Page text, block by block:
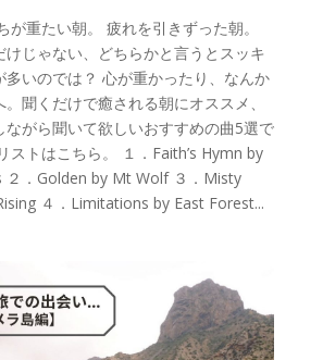
が重たい朝。 疲れを引きずった朝。
じゃない、どちらかと言うとスッキ
多いのでは？ 心が重かったり、なんか
聞くだけで癒される朝にオススメ、
ながら聞いて欲しいおすすめの曲5選で
ストはこちら。 １．Faith’s Hymn by
２．Golden by Mt Wolf ３．Misty
４．Limitations by East Forest...